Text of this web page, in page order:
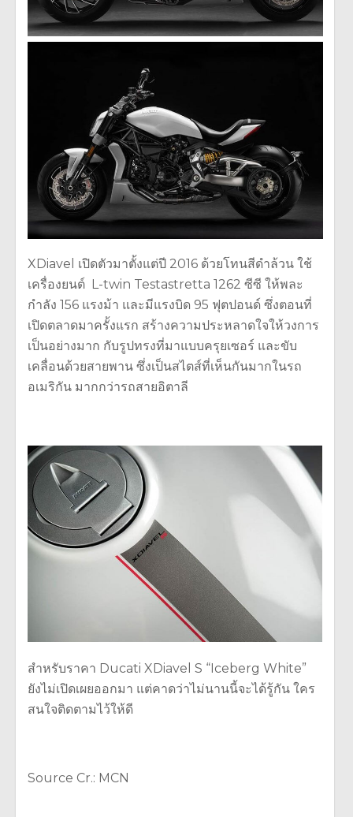
XDiavel เปิดตัวมาตั้งแต่ปี 2016 ด้วยโทนสีดำล้วน ใช้
เครื่องยนต์ L-twin Testastretta 1262 ซีซี ให้พละ
กำลัง 156 แรงม้า และมีแรงบิด 95 ฟุตปอนด์ ซึ่งตอนที่
เปิดตลาดมาครั้งแรก สร้างความประหลาดใจให้วงการ
เป็นอย่างมาก กับรูปทรงที่มาแบบครุยเซอร์ และขับ
เคลื่อนด้วยสายพาน ซึ่งเป็นสไตส์ที่เห็นกันมากในรถ
อเมริกัน มากกว่ารถสายอิตาลี
สำหรับราคา Ducati XDiavel S “Iceberg White”
ยังไม่เปิดเผยออกมา แต่คาดว่าไม่นานนี้จะได้รู้กัน ใคร
สนใจติดตามไว้ให้ดี
Source Cr.: MCN